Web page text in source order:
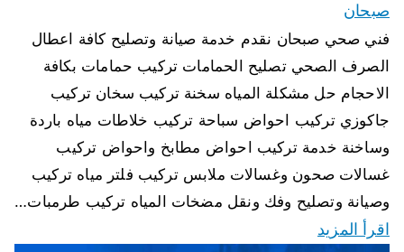
صبحان
فني صحي صبحان نقدم خدمة صيانة وتصليح كافة اعطال
الصرف الصحي تصليح الحمامات تركيب حمامات بكافة
الاحجام حل مشكلة المياه سخنة تركيب سخان تركيب
جاكوزي تركيب احواض سباحة تركيب خلاطات مياه باردة
وساخنة خدمة تركيب احواض مطابخ واحواض تركيب
غسالات صحون وغسالات ملابس تركيب فلتر مياه تركيب
وصيانة وتصليح وفك ونقل مضخات المياه تركيب طرمبات…
اقرأ المزيد